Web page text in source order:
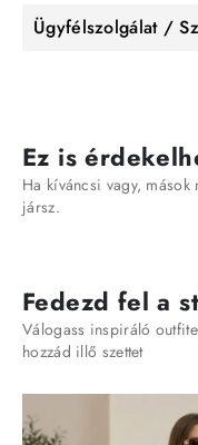
Ügyfélszolgálat /
Ez is
Ha kíváncsi vagy, mások
jársz.
Fedezd fel a
Válogass inspiráló
hozzád illő szettet